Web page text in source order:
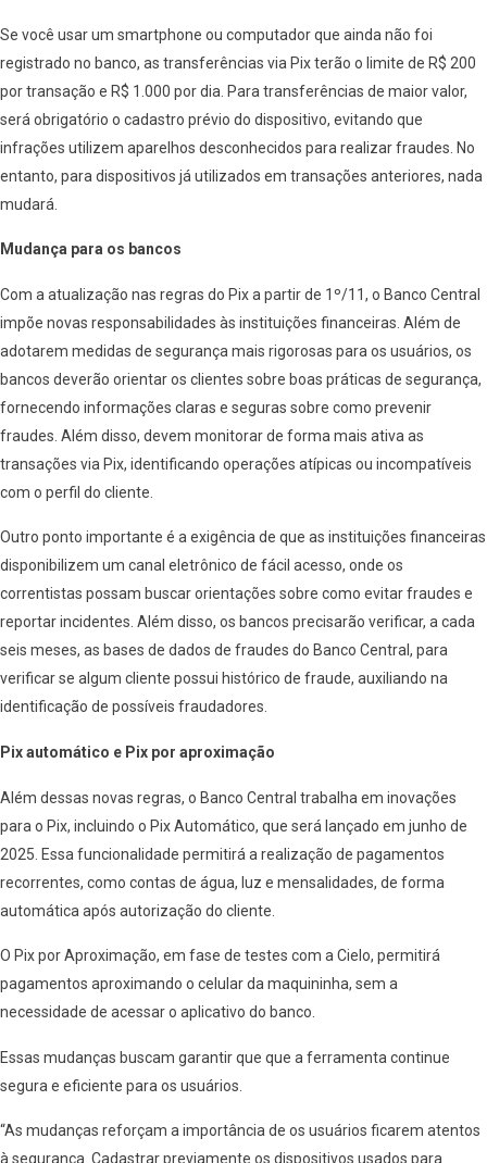
Se você usar um smartphone ou computador que ainda não foi
registrado no banco, as transferências via Pix terão o limite de R$ 200
por transação e R$ 1.000 por dia. Para transferências de maior valor,
será obrigatório o cadastro prévio do dispositivo, evitando que
infrações utilizem aparelhos desconhecidos para realizar fraudes. No
entanto, para dispositivos já utilizados em transações anteriores, nada
mudará.
Mudança para os bancos
Com a atualização nas regras do Pix a partir de 1º/11, o Banco Central
impõe novas responsabilidades às instituições financeiras. Além de
adotarem medidas de segurança mais rigorosas para os usuários, os
bancos deverão orientar os clientes sobre boas práticas de segurança,
fornecendo informações claras e seguras sobre como prevenir
fraudes. Além disso, devem monitorar de forma mais ativa as
transações via Pix, identificando operações atípicas ou incompatíveis
com o perfil do cliente.
Outro ponto importante é a exigência de que as instituições financeiras
disponibilizem um canal eletrônico de fácil acesso, onde os
correntistas possam buscar orientações sobre como evitar fraudes e
reportar incidentes. Além disso, os bancos precisarão verificar, a cada
seis meses, as bases de dados de fraudes do Banco Central, para
verificar se algum cliente possui histórico de fraude, auxiliando na
identificação de possíveis fraudadores.
Pix automático e Pix por aproximação
Além dessas novas regras, o Banco Central trabalha em inovações
para o Pix, incluindo o Pix Automático, que será lançado em junho de
2025. Essa funcionalidade permitirá a realização de pagamentos
recorrentes, como contas de água, luz e mensalidades, de forma
automática após autorização do cliente.
O Pix por Aproximação, em fase de testes com a Cielo, permitirá
pagamentos aproximando o celular da maquininha, sem a
necessidade de acessar o aplicativo do banco.
Essas mudanças buscam garantir que que a ferramenta continue
segura e eficiente para os usuários.
“As mudanças reforçam a importância de os usuários ficarem atentos
à segurança. Cadastrar previamente os dispositivos usados para